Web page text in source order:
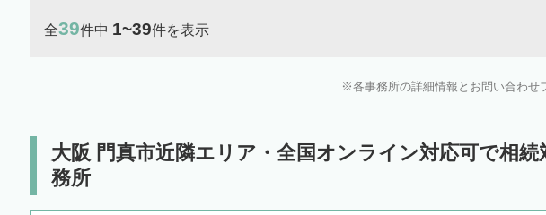
全39件中 1~39件を表示
各事務所の詳細情報とお問い合わせ
大阪 門真市近隣エリア・全国オンライン対応可で相続
務所